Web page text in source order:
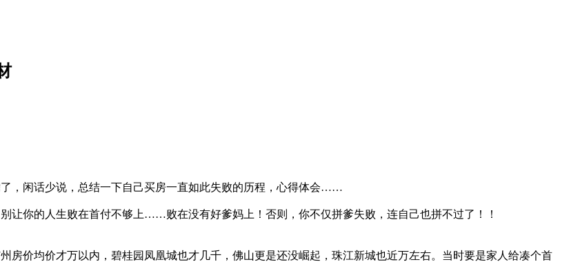
，闲话少说，总结一下自己买房一直如此失败的历程，心得体会……
让你的人生败在首付不够上……败在没有好爹妈上！否则，你不仅拼爹失败，连自己也拼不过了！！
房价均价才万以内，碧桂园凤凰城也才几千，佛山更是还没崛起，珠江新城也近万左右。当时要是家人给凑个首